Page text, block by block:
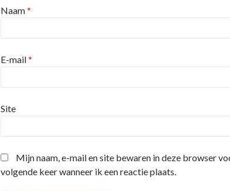
Naam*
E-mail*
Site
Mijn naam, e-mail en site bewaren in deze browser
volgende keer wanneer ik een reactie plaats.